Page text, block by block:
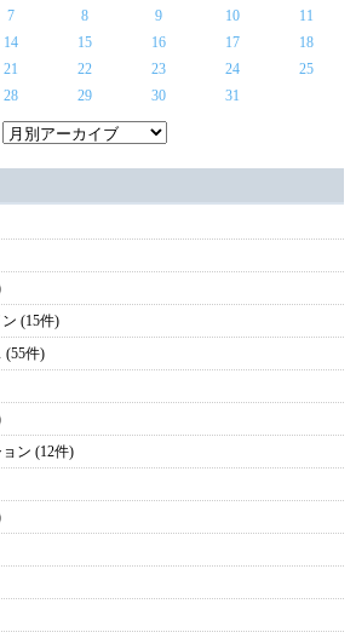
7 8 9 10
11
14 15 16 17
18
21 22 23 24
25
28 29 30 31
(15件)
(55件)
ン (12件)